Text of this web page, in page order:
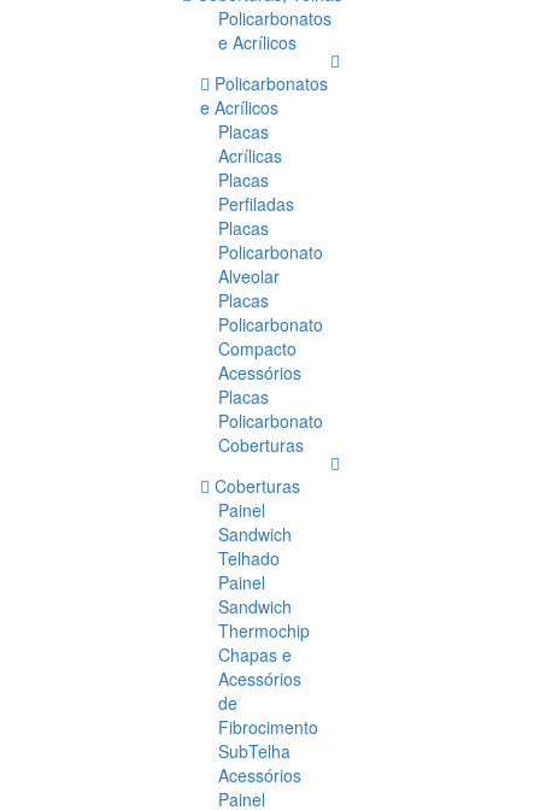
Policarbonatos
e Acrílicos
Policarbonatos
e Acrílicos
Placas
Acrílicas
Placas
Perfiladas
Placas
Policarbonato
Alveolar
Placas
Policarbonato
Compacto
Acessórios
Placas
Policarbonato
Coberturas
Coberturas
Painel
Sandwich
Telhado
Painel
Sandwich
Thermochip
Chapas e
Acessórios
de
Fibrocimento
SubTelha
Acessórios
Painel